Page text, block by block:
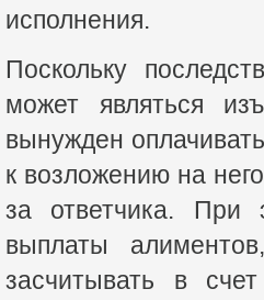
исполнения.
Поскольку
может являться
вынужден
к возложению на
за ответчика. При
выплаты
засчитывать в